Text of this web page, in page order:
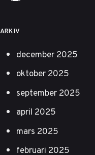
ARKIV
december 2025
oktober 2025
september 2025
april 2025
mars 2025
februari 2025